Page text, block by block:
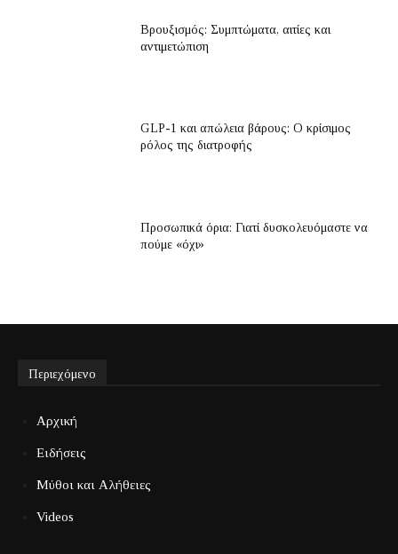
Βρουξισμός: Συμπτώματα, αιτίες και
αντιμετώπιση
GLP-1 και απώλεια βάρους: Ο κρίσιμος
ρόλος της διατροφής
Προσωπικά όρια: Γιατί δυσκολευόμαστε να
πούμε «όχι»
Περιεχόμενο
Αρχική
Ειδήσεις
Μύθοι και Αλήθειες
Videos